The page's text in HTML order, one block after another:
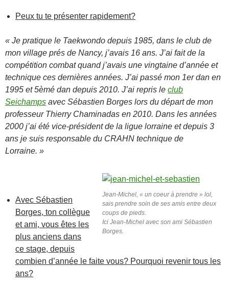
Peux tu te présenter rapidement?
« Je pratique le Taekwondo depuis 1985, dans le club de
mon village prés de Nancy, j’avais 16 ans. J’ai fait de la
compétition combat quand j’avais une vingtaine d’année et
technique ces dernières années. J’ai passé mon 1er dan en
1995 et 5èmé dan depuis 2010. J’ai repris le club
Seichamps avec Sébastien Borges lors du départ de mon
professeur Thierry Chaminadas en 2010. Dans les années
2000 j’ai été vice-président de la ligue lorraine et depuis 3
ans je suis responsable du CRAHN technique de
Lorraine. »
Jean-Michel, « un coeur à prendre » lol,
sais prendre soin de ses amis entre deux
coups de pieds.
Ici Jean-Michel avec son ami Sébastien
Borges.
Avec Sébastien
Borges, ton collègue
et ami, vous êtes les
plus anciens dans
ce stage, depuis
combien d’année le faite vous? Pourquoi revenir tous les
ans?